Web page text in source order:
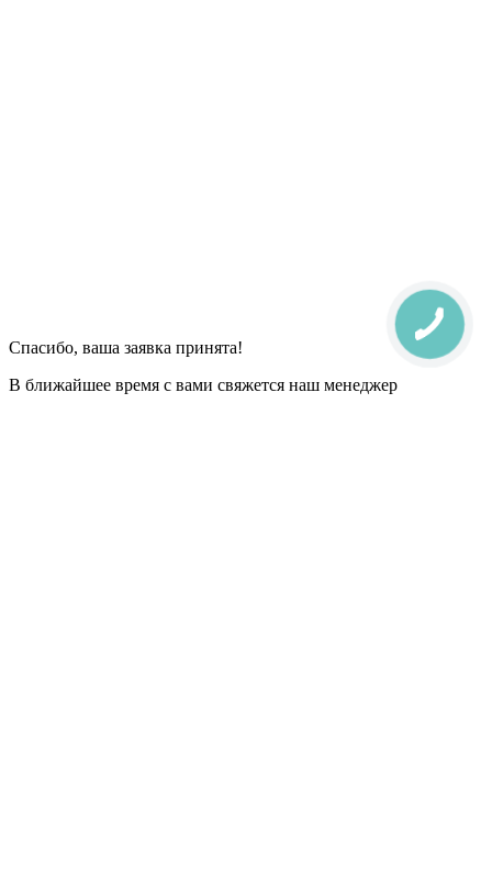
Спасибо, ваша заявка принята!
В ближайшее время с вами свяжется наш менеджер